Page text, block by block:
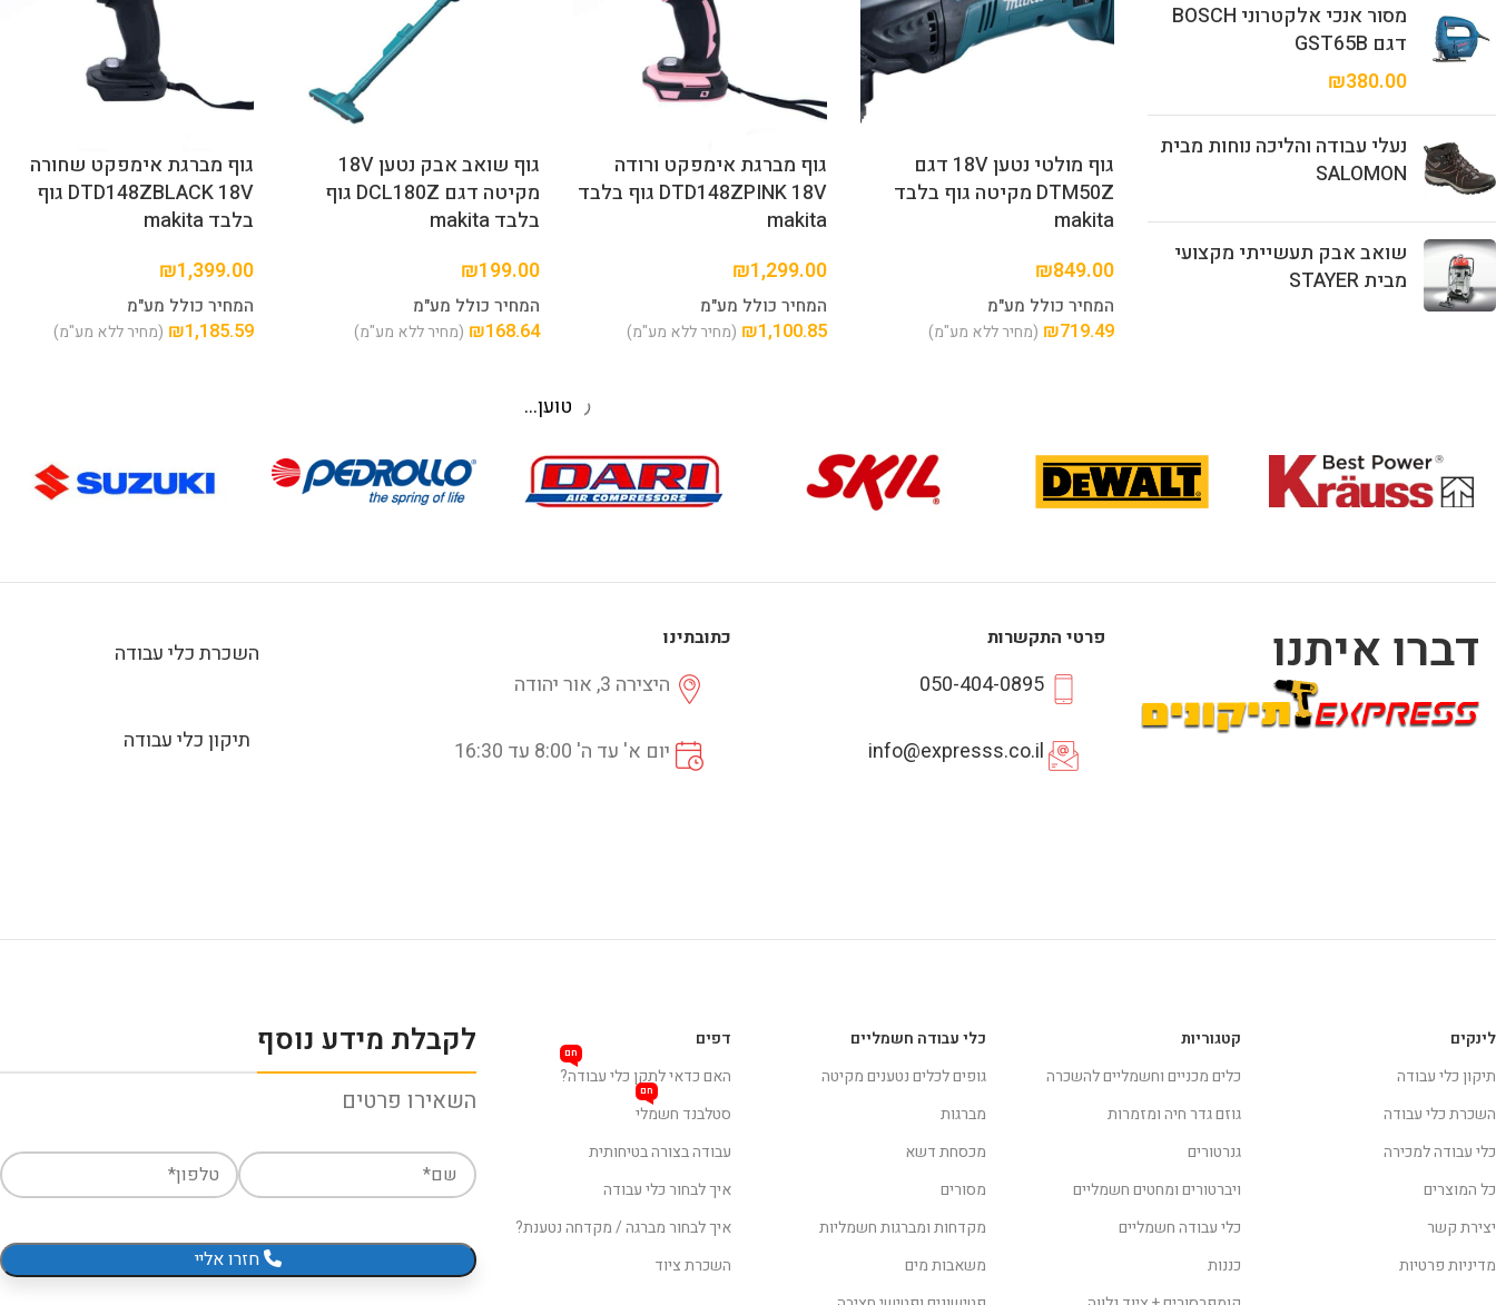
מסור אנכי אלקטרוני BOSCH
דגם GST65B
₪380.00
נעלי עבודה והליכה נוחות מבית
SALOMON
שואב אבק תעשייתי מקצועי
מבית STAYER
גוף מולטי נטען 18V דגם
DTM50Z מקיטה גוף בלבד
makita
₪849.00
המחיר כולל מע"מ
₪719.49 (מחיר ללא מע"מ)
גוף מברגת אימפקט ורודה
DTD148ZPINK 18V גוף בלבד
makita
₪1,299.00
המחיר כולל מע"מ
₪1,100.85 (מחיר ללא מע"מ)
גוף שואב אבק נטען 18V
מקיטה דגם DCL180Z גוף
בלבד makita
₪199.00
המחיר כולל מע"מ
₪168.64 (מחיר ללא מע"מ)
גוף מברגת אימפקט שחורה
DTD148ZBLACK 18V גוף
בלבד makita
₪1,399.00
המחיר כולל מע"מ
₪1,185.59 (מחיר ללא מע"מ)
טען מוצרים נוספים
דברו איתנו פרטי התקשרות
050-404-0895
info@expresss.co.il
כתובתינו
היצירה 3, אור יהודה
יום א' עד ה' 8:00 עד 16:30
השכרת כלי עבודה
תיקון כלי עבודה
לקבלת מידע נוסף
השאירו פרטים
חזרו אליי
דפים
האם כדאי לתקן כלי עבודה?
חם
סטלבנד חשמלי
חם
עבודה בצורה בטיחותית
איך לבחור כלי עבודה
איך לבחור מברגה / מקדחה נטענת?
השכרת ציוד
כלי עבודה חשמליים
גופים לכלים נטענים מקיטה
מברגות
מכסחת דשא
מסורים
מקדחות ומברגות חשמליות
משאבות מים
פטישונים ופטישי חציבה
קטגוריות
כלים מכניים וחשמליים להשכרה
גוזם גדר חיה ומזמרות
גנרטורים
ויברטורים ומחטים חשמליים
כלי עבודה חשמליים
כננות
קומפרסורים + ציוד נלווה
לינקים
תיקון כלי עבודה
השכרת כלי עבודה
כלי עבודה למכירה
כל המוצרים
יצירת קשר
מדיניות פרטיות